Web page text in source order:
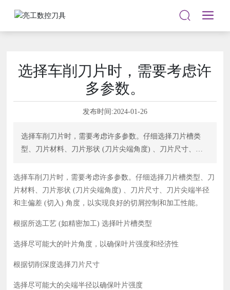
选择车削刀片时，需要考虑许
多参数。
发布时间:2024-01-26
选择车削刀片时，需要考虑许多参数。仔细选择刀片槽类
型、刀片材料、刀片形状 (刀片尖端角度) 、刀片尺寸、刀
和加工性能。
选择车削刀片时，需要考虑许多参数。仔细选择刀片槽类型、刀
片材料、刀片形状 (刀片尖端角度) 、刀片尺寸、刀片尖端半径
和主偏差 (切入) 角度，以实现良好的切屑控制和加工性能。
根据所选工艺 (如精密加工) 选择叶片槽类型
选择尽可能大的叶片角度，以确保叶片强度和经济性
根据切削深度选择刀片尺寸
选择尽可能大的尖端半径以确保叶片强度